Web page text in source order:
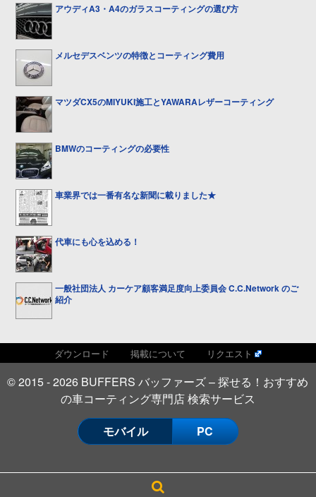
アウディA3・A4のガラスコーティングの選び方
メルセデスベンツの特徴とコーティング費用
マツダCX5のMIYUKI施工とYAWARAレザーコーティング
BMWのコーティングの必要性
車業界では一番有名な新聞に載りました★
代車にも心を込める！
一般社団法人 カーケア顧客満足度向上委員会 C.C.Network のご
紹介
ダウンロード 掲載について リクエスト
© 2015 - 2026 BUFFERS バッファーズ – 探せる！おすすめ
の車コーティング専門店 検索サービス
モバイル PC